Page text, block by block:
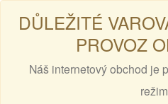
DŮLEŽITÉ
PROVOZ
Náš internetový obchod je